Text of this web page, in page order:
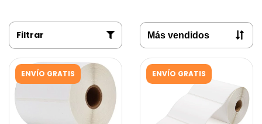
Filtrar
ENVÍO GRATIS ENVÍO GRATIS